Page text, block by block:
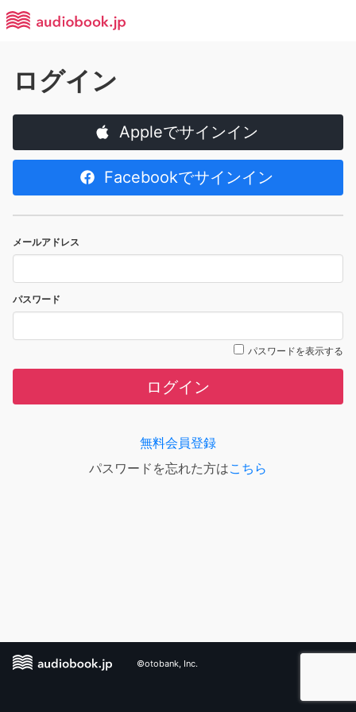
ログイン
Appleでサインイン
Facebookでサインイン
メールアドレス
パスワード
パスワードを表示する
ログイン
無料会員登録
パスワードを忘れた方はこちら
©otobank, Inc.